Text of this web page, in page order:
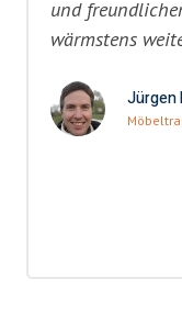
und
wärmstens
Jürgen